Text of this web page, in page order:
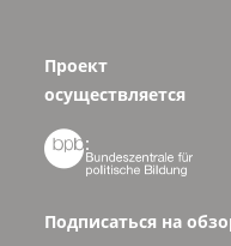
Проект
осуществляется

Подписаться на